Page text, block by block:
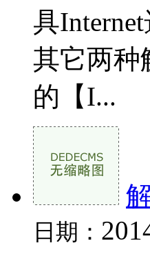
具
其它两种
的【I...
日期：